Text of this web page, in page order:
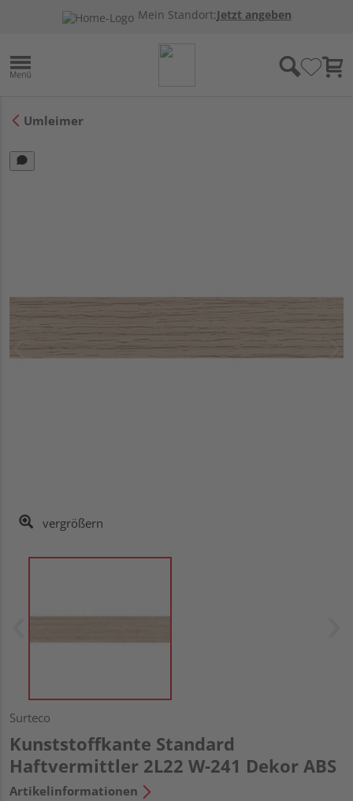
Mein Standort:Jetzt angeben
Umleimer
vergrößern
Surteco
Kunststoffkante Standard
Haftvermittler 2L22 W-241 Dekor ABS
Artikelinformationen